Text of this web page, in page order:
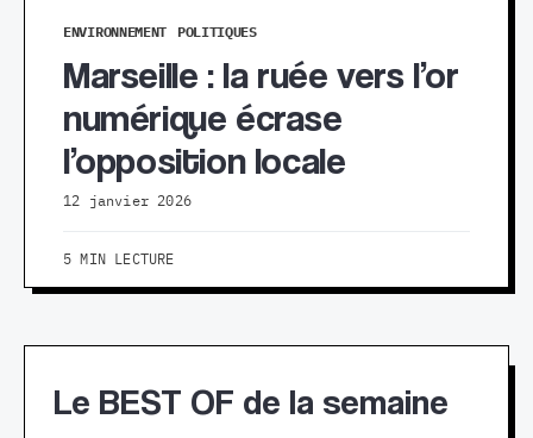
ENVIRONNEMENT POLITIQUES
Marseille : la ruée vers l’or
numérique écrase
l’opposition locale
12 janvier 2026
5 MIN LECTURE
Le BEST OF de la semaine